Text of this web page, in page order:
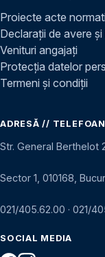
Proiecte acte
Declarații de avere și
Venituri angajați
Protecția datelor
Termeni și condiții
ADRESĂ //
Str. General Berthelot
Sector 1, 010168,
021/405.62.00 · 021/
SOCIAL MEDIA